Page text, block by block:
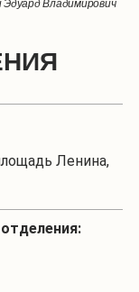
Эдуард Владимирович
Ленина,